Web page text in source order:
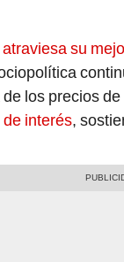
su
los precios de
interés,